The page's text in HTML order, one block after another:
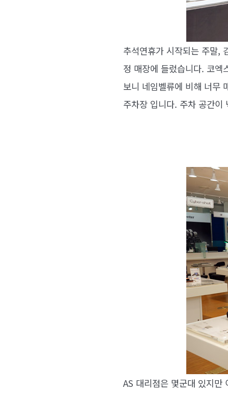
추석연휴가 시작되는 주말,
정 매장에 들렀습니다. 코엑
보니 네임벨류에 비해 너무
주차장 입니다. 주차 공간이
AS 대리점은 몇군대 있지만